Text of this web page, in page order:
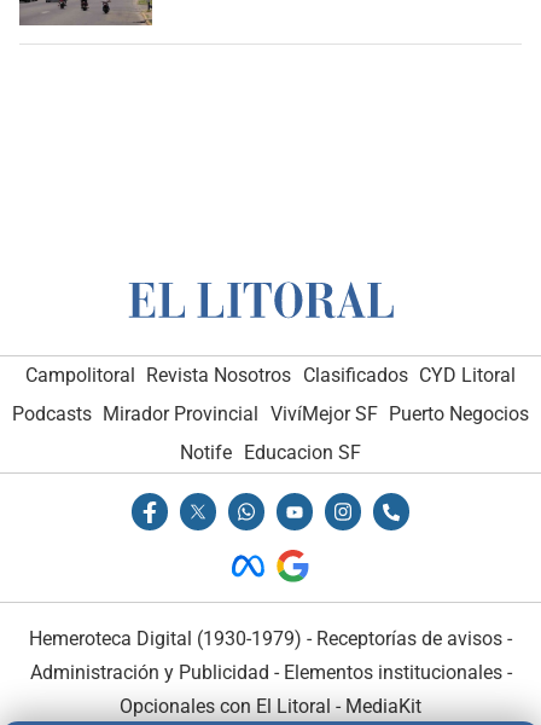
Campolitoral Revista Nosotros Clasificados CYD Litoral
Podcasts Mirador Provincial VivíMejor SF Puerto Negocios
Notife
Educacion SF
Hemeroteca Digital (1930-1979) - Receptorías de avisos -
Administración y Publicidad - Elementos institucionales-
Opcionales con El Litoral - MediaKit